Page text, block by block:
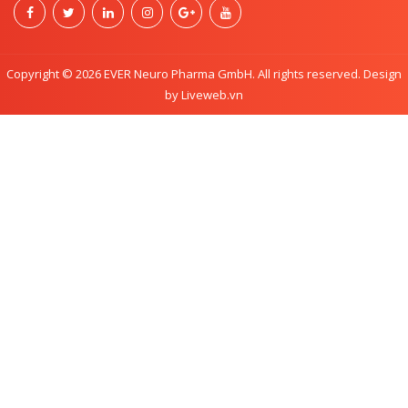
Copyright © 2026 EVER Neuro Pharma GmbH. All rights reserved. Design
by Liveweb.vn